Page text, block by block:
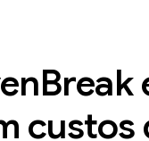
Break
custos